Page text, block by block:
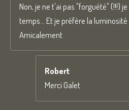
Non, je ne t'ai pas "forguété" (!!!)
temps... Et je préfère la
Amicalement
Robert
Merci Galet